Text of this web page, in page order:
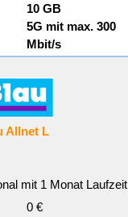
10 GB
5G mit max. 300
Mbit/s
Allnet L
mit 1 Monat Laufzeit
0 €